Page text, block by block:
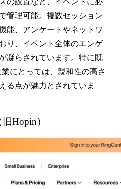
管理可能。複数セッション
能、アンケートやネットワ
り、イベント全体のエンゲ
凝らされています。特に既
にとっては、親和性の高さ
る点が魅力とされていま
Hopin）